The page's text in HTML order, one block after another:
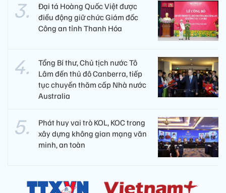
Đại tá Hoàng Quốc Việt được
điều động giữ chức Giám đốc
Công an tỉnh Thanh Hóa
Tổng Bí thư, Chủ tịch nước Tô
Lâm đến thủ đô Canberra, tiếp
tục chuyến thăm cấp Nhà nước
Australia
Phát huy vai trò KOL, KOC trong
xây dựng không gian mạng văn
minh, an toàn